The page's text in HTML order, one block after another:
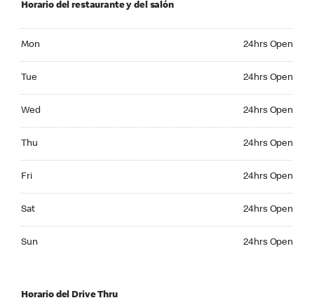
Horario del restaurante y del salón
Mon 24hrs Open
Tue 24hrs Open
Wed 24hrs Open
Thu 24hrs Open
Fri 24hrs Open
Sat 24hrs Open
Sun 24hrs Open
Horario del Drive Thru